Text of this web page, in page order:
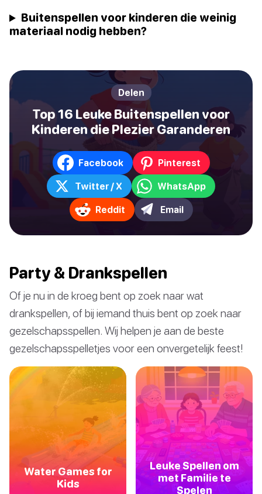
Buitenspellen voor kinderen die weinig
materiaal nodig hebben?
Delen
Top 16 Leuke Buitenspellen voor
Kinderen die Plezier Garanderen
Facebook Pinterest
Twitter / X WhatsApp
Reddit Email
Party & Drankspellen
Of je nu in de kroeg bent op zoek naar wat
drankspellen, of bij iemand thuis bent op zoek naar
gezelschapsspellen. Wij helpen je aan de beste
gezelschapsspelletjes voor een onvergetelijk feest!
Water Games for
Kids
Leuke Spellen om
met Familie te
Spelen